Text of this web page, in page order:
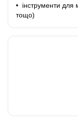
• інструменти для
тощо)